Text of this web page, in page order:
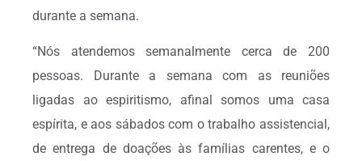
durante a semana.
“Nós atendemos semanalmente cerca de 200
pessoas. Durante a semana com as reuniões
ligadas ao espiritismo, afinal somos uma casa
espírita, e aos sábados com o trabalho assistencial,
de entrega de doações às famílias carentes, e o